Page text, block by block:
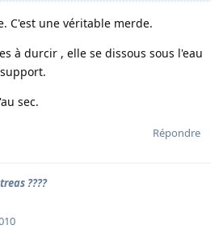
C'est une véritable merde.
à durcir , elle se dissous sous l'eau
sec.
Répondre
????